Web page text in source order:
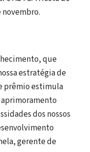
que
estratégia de
prêmio estimula
aprimoramento
dos nossos
gerente de